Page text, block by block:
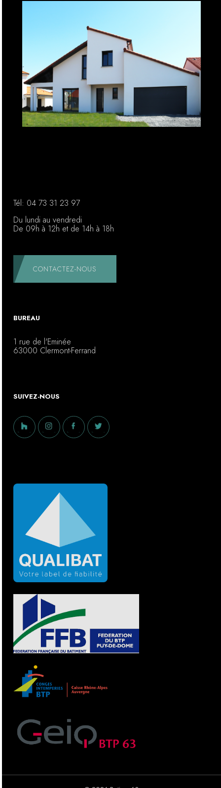
Tél: 04 73 31 23 97
Du lundi au vendredi
De 09h à 12h et de 14h à 18h
CONTACTEZ-NOUS
BUREAU
1 rue de l'Eminée
63000 Clermont-Ferrand
SUIVEZ-NOUS